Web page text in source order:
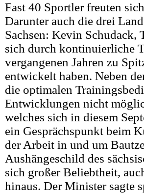
Fast 40 Sportler freuten
Darunter auch die drei
Sachsen: Kevin Schudack,
sich durch kontinuierliche
vergangenen Jahren zu
entwickelt haben. Neben
die optimalen
Entwicklungen nicht
welches sich in diesem
ein Gesprächspunkt beim
der Arbeit in und um
Aushängeschild des
sich großer Beliebtheit,
hinaus. Der Minister sagte